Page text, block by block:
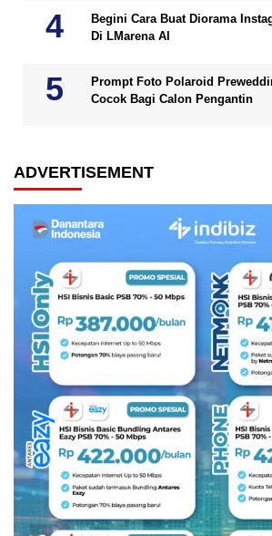
Begini Cara Buat Diorama
Di LMarena AI
Prompt Foto Polaroid
Cocok Bagi Calon Pengantin
ADVERTISEMENT